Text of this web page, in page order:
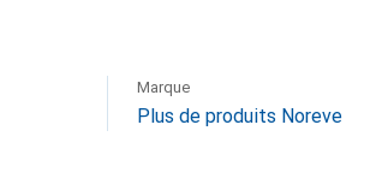
Marque
Plus de produits Noreve